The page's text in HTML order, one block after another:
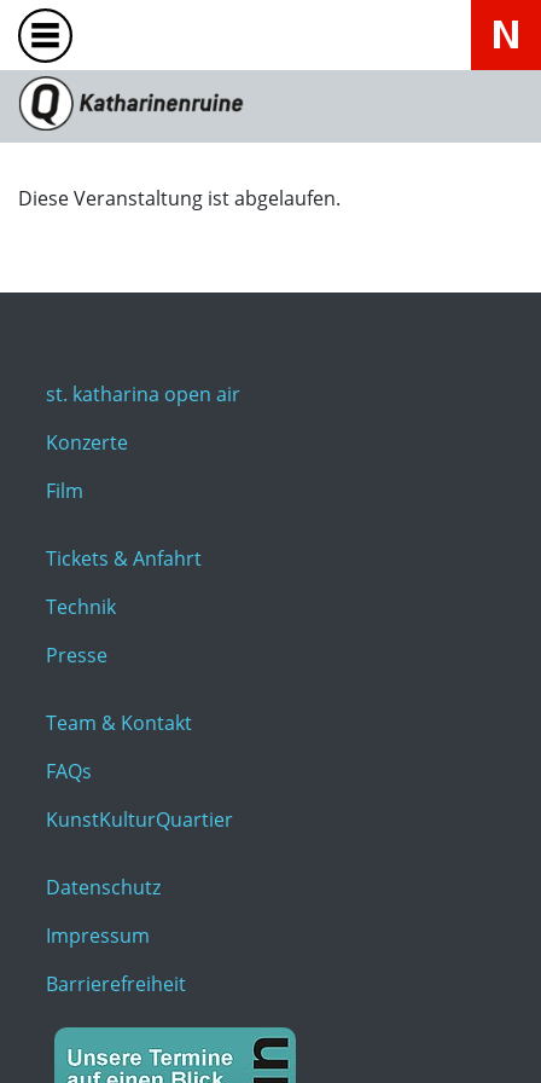
Diese Veranstaltung ist abgelaufen.
st. katharina open air
Konzerte
Film
Tickets & Anfahrt
Technik
Presse
Team & Kontakt
FAQs
KunstKulturQuartier
Datenschutz
Impressum
Barrierefreiheit